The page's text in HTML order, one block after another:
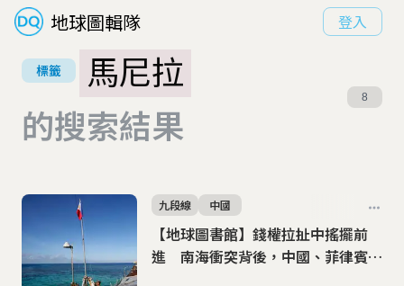
地球圖輯隊 登入
標籤
馬尼拉
的搜索結果
8
【地球圖書館】錢權拉扯中搖擺前
進 南海衝突背後，中國、菲律賓的
九段線 中國